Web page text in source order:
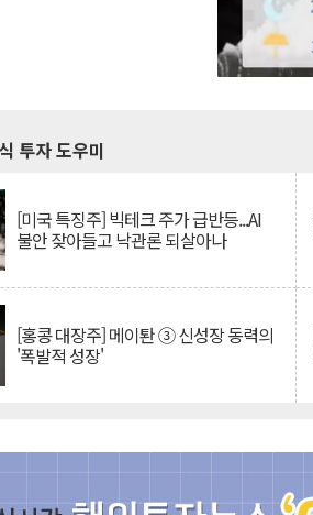
투자 도우미
[미국 특징주] 빅테크 주가 급반등...AI
불안 잦아들고 낙관론 되살아나
[홍콩 대장주] 메이퇀 ③ 신성장 동력의
'폭발적 성장'